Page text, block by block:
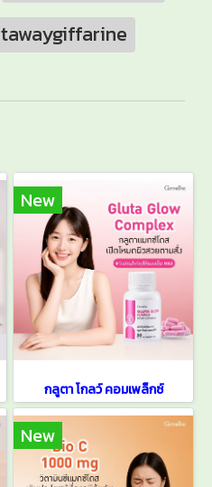
New
กลูตา โกลว์ คอมเพล็กซ์
New